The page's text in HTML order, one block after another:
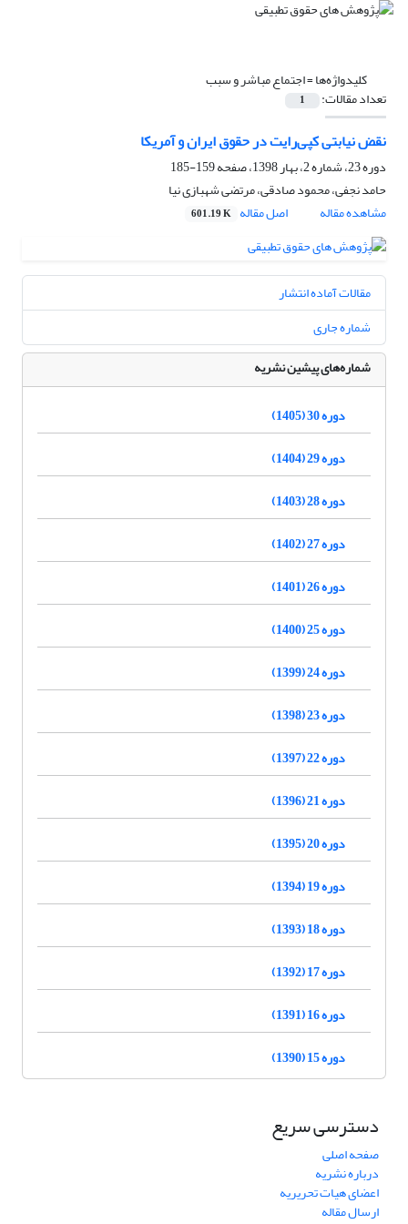
کلیدواژه‌ها =اجتماع مباشر و سبب
تعداد مقالات: 1
نقض نیابتی کپی‌رایت در حقوق ایران و آمریکا
دوره 23، شماره 2، بهار 1398، صفحه
159-185
حامد نجفی، محمود صادقی، مرتضی شهبازی نیا
مشاهده مقاله
اصل مقاله 601.19 K
مقالات آماده انتشار
شماره جاری
شماره‌های پیشین نشریه
دوره 30 (1405)
دوره 29 (1404)
دوره 28 (1403)
دوره 27 (1402)
دوره 26 (1401)
دوره 25 (1400)
دوره 24 (1399)
دوره 23 (1398)
دوره 22 (1397)
دوره 21 (1396)
دوره 20 (1395)
دوره 19 (1394)
دوره 18 (1393)
دوره 17 (1392)
دوره 16 (1391)
دوره 15 (1390)
دسترسی سریع
صفحه اصلی
درباره نشریه
اعضای هیات تحریریه
ارسال مقاله